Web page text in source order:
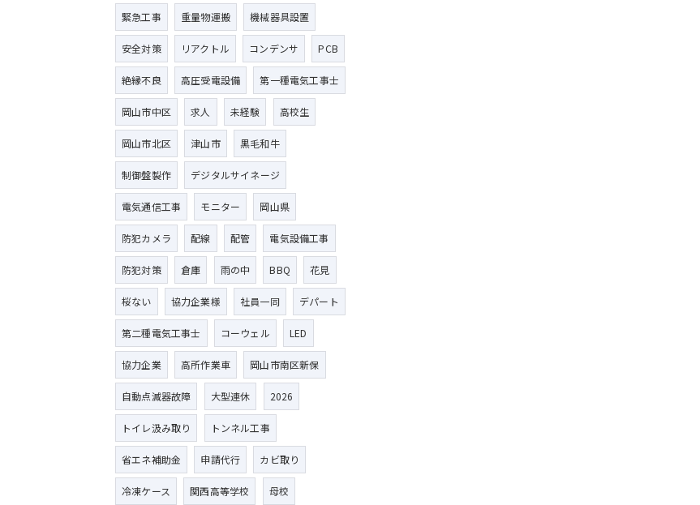
緊急工事 重量物運搬 機械器具設置
安全対策 リアクトル コンデンサ PCB
絶縁不良 高圧受電設備 第一種電気工事士
岡山市中区 求人 未経験 高校生
岡山市北区 津山市 黒毛和牛
制御盤製作 デジタルサイネージ
電気通信工事 モニター 岡山県
防犯カメラ 配線 配管 電気設備工事
防犯対策 倉庫 雨の中 BBQ 花見
桜ない 協力企業様 社員一同 デパート
第二種電気工事士 コーウェル LED
協力企業 高所作業車 岡山市南区新保
自動点滅器故障 大型連休 2026
トイレ汲み取り トンネル工事
省エネ補助金 申請代行 カビ取り
冷凍ケース 関西高等学校 母校